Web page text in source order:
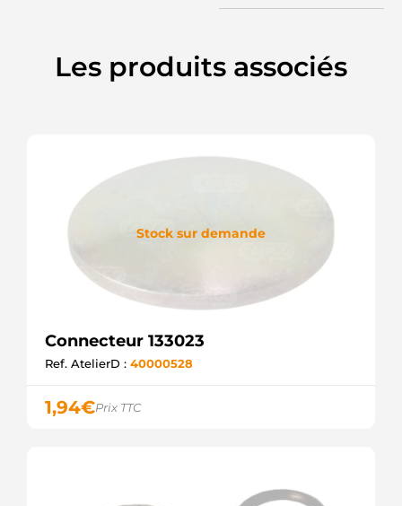
Les produits associés
Stock sur demande
Connecteur 133023
Ref. AtelierD : 40000528
1,94€Prix TTC